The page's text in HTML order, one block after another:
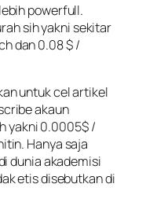
powerfull.
sih yakni sekitar
dan 0.08 $ /
untuk cel artikel
akaun
yakni 0.0005$ /
Hanya saja
dunia akademisi
etis disebutkan di